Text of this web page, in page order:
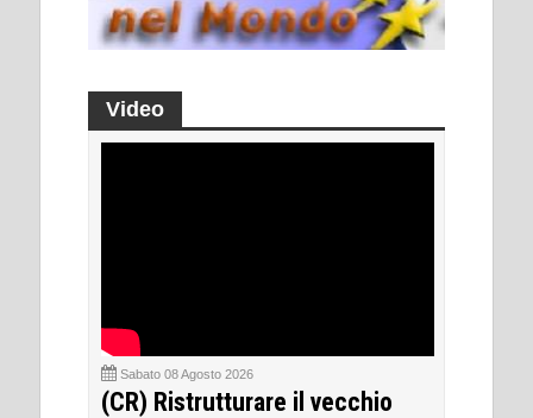
Video
Sabato 08 Agosto 2026
(CR) Ristrutturare il vecchio